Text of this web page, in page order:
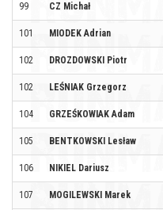
99 CZ Michał
101 MIODEK Adrian
102 DROZDOWSKI Piotr
102 LEŚNIAK Grzegorz
104 GRZEŚKOWIAK Adam
105 BENTKOWSKI Lesław
106 NIKIEL Dariusz
107 MOGILEWSKI Marek